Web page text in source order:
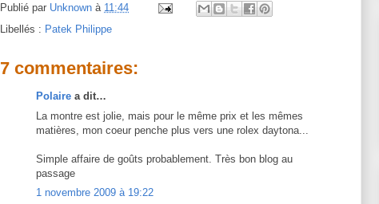
Publié par Unknown à 11:44
Libellés : Patek Philippe
7 commentaires:
Polaire a dit…
La montre est jolie, mais pour le même prix et les mêmes
matières, mon coeur penche plus vers une rolex daytona...
Simple affaire de goûts probablement. Très bon blog au
passage
1 novembre 2009 à 19:22